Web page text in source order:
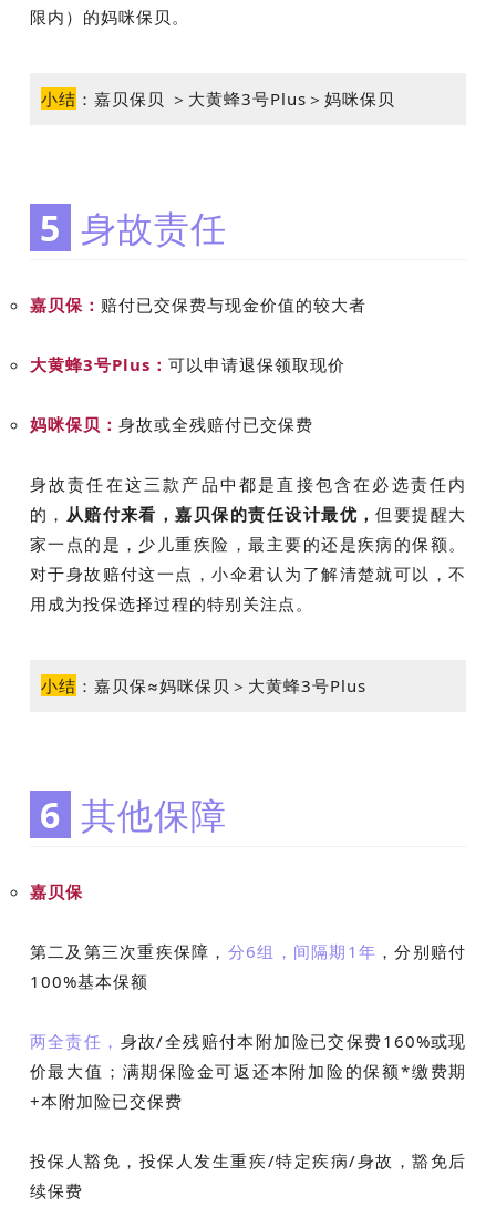
限内）的妈咪保贝。
小结 ： 嘉贝保贝 ＞大黄蜂3号Plus＞妈咪保贝
5 身故责任
嘉贝保： 赔付已交保费与现金价值的较大者
大黄蜂3号Plus： 可以申请退保领取现价
妈咪保贝： 身故或全残赔付已交保费
身故责任在这三款产品中都是直接包含在必选责任内
的， 从赔付来看，嘉贝保的责任设计最优，但要提醒大
家一点的是，少儿重疾险，最主要的还是疾病的保额。
对于身故赔付这一点，小伞君认为了解清楚就可以，不
用成为投保选择过程的特别关注点。
小结 ： 嘉贝保≈妈咪保贝＞大黄蜂3号Plus
6 其他保障
嘉贝保
第二及第三次重疾保障， 分6组，间隔期1年 ，分别赔付
100%基本保额
两全责任， 身故/全残赔付本附加险已交保费160%或现
价最大值；满期保险金可返还本附加险的保额*缴费期
+本附加险已交保费
投保人豁免，投保人发生重疾/特定疾病/身故，豁免后
续保费